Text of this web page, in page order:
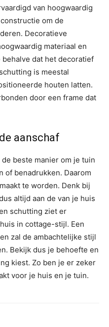
van hoogwaardig
om de
Decoratieve
materiaal en
dat het decoratief
is meestal
houten latten.
door een frame dat
aanschaf
beste manier om je tuin
of benadrukken. Daarom
te worden. Denk bij
altijd aan de van je huis
schutting ziet er
in cottage-stijl. Een
zal de ambachtelijke stijl
Bekijk dus je behoefte en
kiest. Zo ben je er zeker
voor je huis en je tuin.